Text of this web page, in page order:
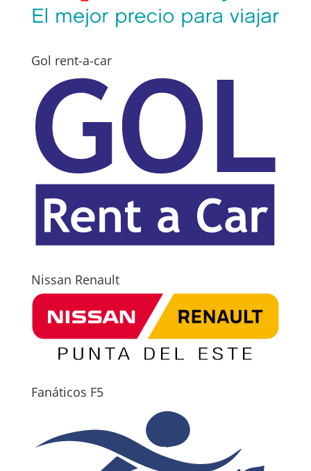
Gol rent-a-car
Nissan Renault
Fanáticos F5